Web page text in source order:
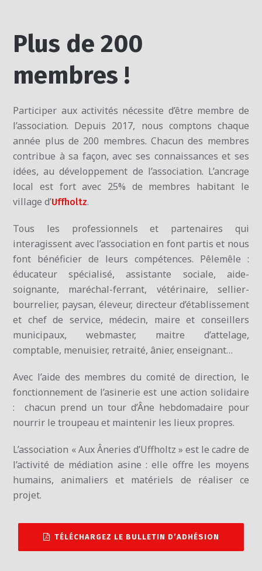
Plus de 200
membres !
Participer aux activités nécessite d’être membre de
l’association. Depuis 2017, nous comptons chaque
année plus de 200 membres. Chacun des membres
contribue à sa façon, avec ses connaissances et ses
idées, au développement de l’association. L’ancrage
local est fort avec 25% de membres habitant le
village d’Uffholtz.
Tous les professionnels et partenaires qui
interagissent avec l’association en font partis et nous
font bénéficier de leurs compétences. Pêlemêle :
éducateur spécialisé, assistante sociale, aide-
soignante, maréchal-ferrant, vétérinaire, sellier-
bourrelier, paysan, éleveur, directeur d’établissement
et chef de service, médecin, maire et conseillers
municipaux, webmaster, maitre d’attelage,
comptable, menuisier, retraité, ânier, enseignant…
Avec l’aide des membres du comité de direction, le
fonctionnement de l’asinerie est une action solidaire
: chacun prend un tour d’Âne hebdomadaire pour
nourrir le troupeau et maintenir les lieux propres.
L’association « Aux Âneries d’Uffholtz » est le cadre de
l’activité de médiation asine : elle offre les moyens
humains, animaliers et matériels de réaliser ce
projet.
TÉLÉCHARGEZ LE BULLETIN D’ADHÉSION